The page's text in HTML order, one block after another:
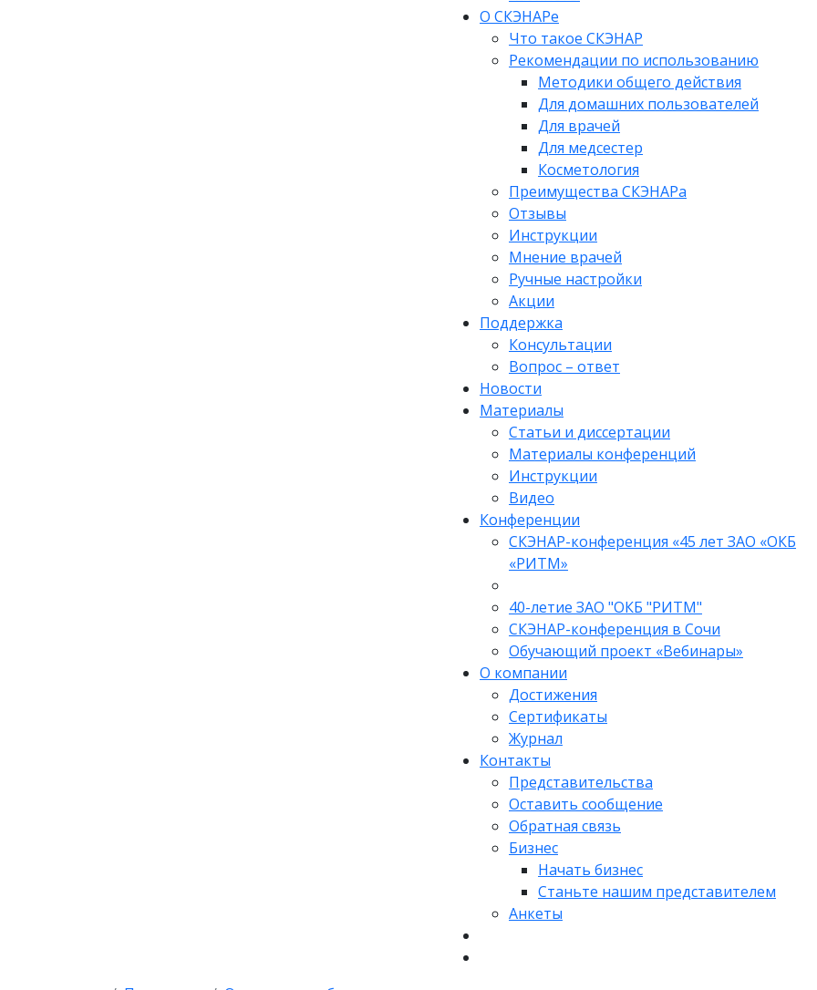
О СКЭНАРе
Что такое СКЭНАР
Рекомендации по использованию
Методики общего действия
Для домашних пользователей
Для врачей
Для медсестер
Косметология
Преимущества СКЭНАРа
Отзывы
Инструкции
Мнение врачей
Ручные настройки
Акции
Поддержка
Консультации
Вопрос – ответ
Новости
Материалы
Статьи и диссертации
Материалы конференций
Инструкции
Видео
Конференции
СКЭНАР-конференция «45 лет ЗАО «ОКБ
«РИТМ»
40-летиe ЗАО "ОКБ "РИТМ"
СКЭНАР-конференция в Сочи
Обучающий проект «Вебинары»
О компании
Достижения
Сертификаты
Журнал
Контакты
Представительства
Оставить сообщение
Обратная связь
Бизнес
Начать бизнес
Станьте нашим представителем
Анкеты